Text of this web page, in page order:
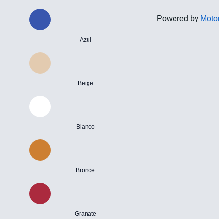
Azul
Beige
Blanco
Bronce
Granate
Powered by